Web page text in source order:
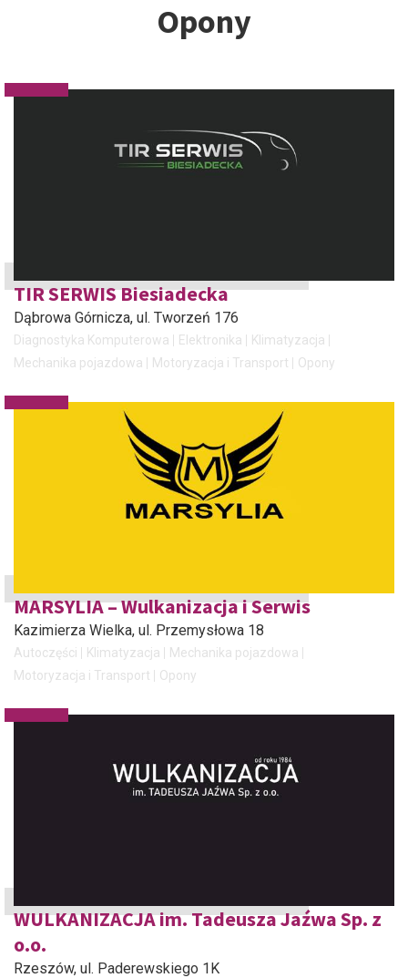
Opony
TIR SERWIS Biesiadecka
Dąbrowa Górnicza, ul. Tworzeń 176
Diagnostyka Komputerowa Elektronika
Klimatyzacja
Mechanika pojazdowa
Motoryzacja i Transport Opony
MARSYLIA – Wulkanizacja i Serwis
Kazimierza Wielka, ul. Przemysłowa 18
Autoczęści Klimatyzacja
Mechanika pojazdowa
Motoryzacja i Transport
Opony
WULKANIZACJA im. Tadeusza Jaźwa Sp. z
o.o.
Rzeszów, ul. Paderewskiego 1K